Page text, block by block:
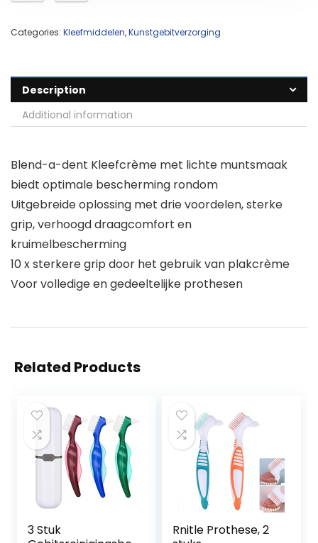
Categories: Kleefmiddelen,Kunstgebitverzorging
Description
Additional information
Blend-a-dent Kleefcrème met lichte muntsmaak
biedt optimale bescherming rondom
Uitgebreide oplossing met drie voordelen, sterke
grip, verhoogd draagcomfort en
kruimelbescherming
10 x sterkere grip door het gebruik van plakcrème
Voor volledige en gedeeltelijke prothesen
Related Products
3 Stuk
Rnitle Prothese, 2